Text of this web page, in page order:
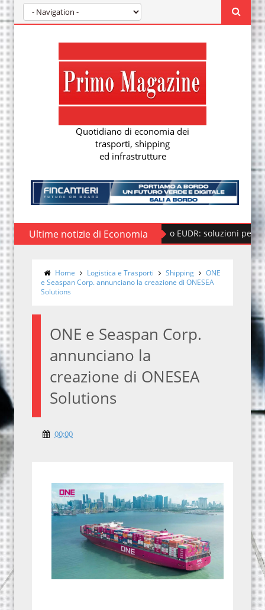
Quotidiano di economia dei
trasporti, shipping
ed infrastrutture
Ultime notizie di Economia
Regolamento EUDR: soluzioni per la nuova
Home Logistica e Trasporti Shipping
ONE
e Seaspan Corp. annunciano la creazione di ONESEA
Solutions
ONE e Seaspan Corp.
annunciano la
creazione di ONESEA
Solutions
00:00